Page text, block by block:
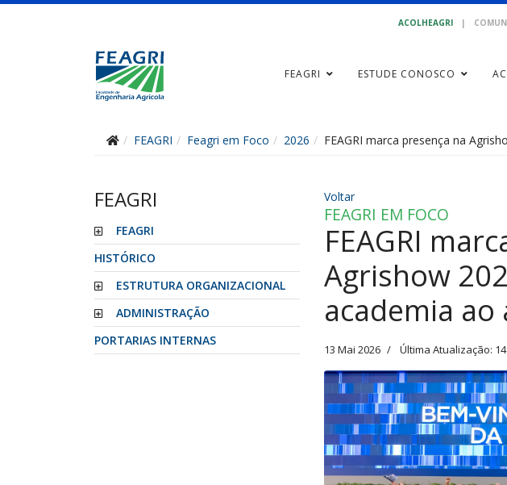
ACOLHEAGRI |
FEAGRI ESTUDE CONOSCO
FEAGRI Feagri em Foco 2026 FEAGRI marca presença na
FEAGRI
FEAGRI
HISTÓRICO
ESTRUTURA ORGANIZACIONAL
ADMINISTRAÇÃO
PORTARIAS INTERNAS
Voltar
FEAGRI EM FOCO
FEAGRI
Agrishow
academia
13 Mai 2026 Última Atualização: